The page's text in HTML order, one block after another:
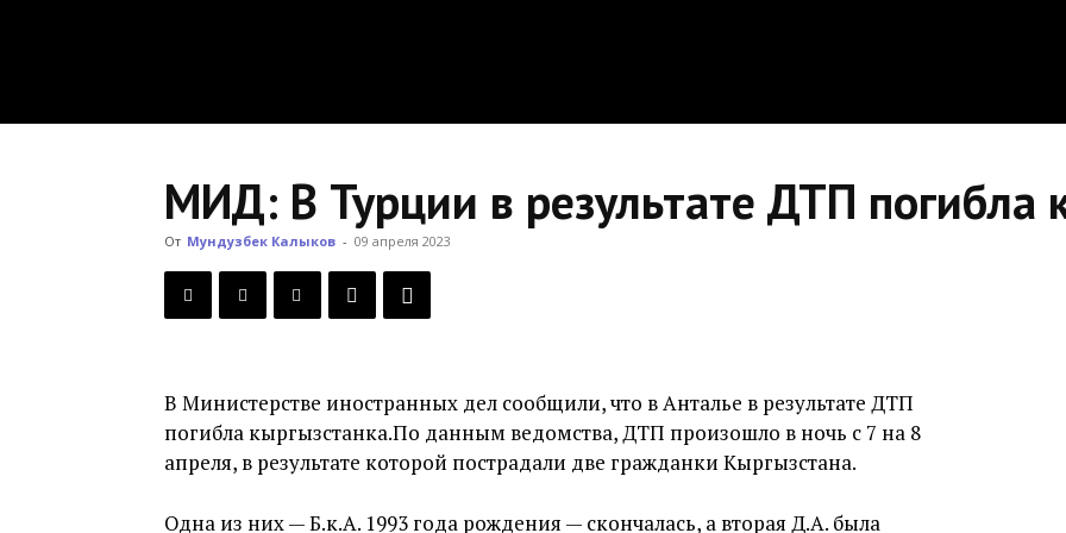
МИД: В Турции в результате ДТП погибла
От Мундузбек Калыков - 09 апреля 2023
В Министерстве иностранных дел сообщили, что в Анталье в результате ДТП
погибла кыргызстанка.По данным ведомства, ДТП произошло в ночь с 7 на 8
апреля, в результате которой пострадали две гражданки Кыргызстана.
Одна из них — Б.к.А. 1993 года рождения — скончалась, а вторая Д.А. была